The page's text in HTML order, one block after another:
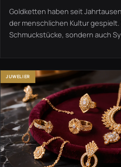
Goldketten haben seit
der menschlichen Kultur
Schmuckstücke, sondern auch
JUWELIER